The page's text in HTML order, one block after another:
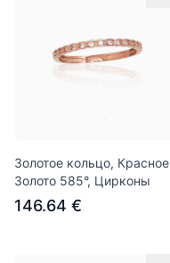
Золотое кольцо, Красное
Золото 585°, Цирконы
146.64 €